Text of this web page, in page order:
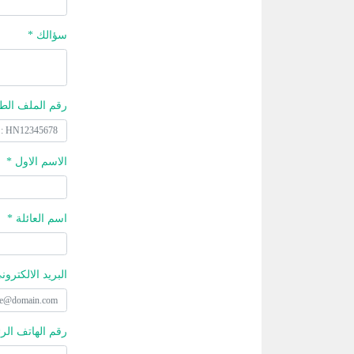
سؤالك *
رقم الملف
الاسم الاول *
اسم العائلة *
البريد
رقم الهاتف